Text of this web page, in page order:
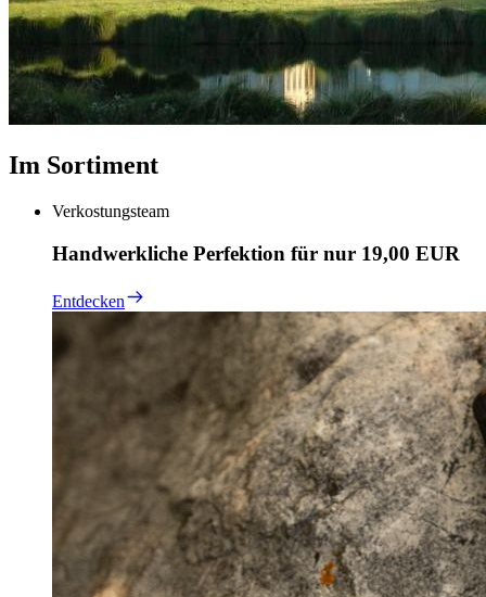
Im Sortiment
Verkostungsteam
Handwerkliche Perfektion für nur 19,00 EUR
Entdecken